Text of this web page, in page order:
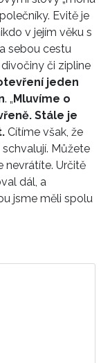
Evitě je
v jejím věku s
sebou cestu
či zipline
jeden
. „Mluvíme o
Stále je
Cítíme však, že
Můžete
nevrátíte. Určitě
dál, a
jsme měli spolu